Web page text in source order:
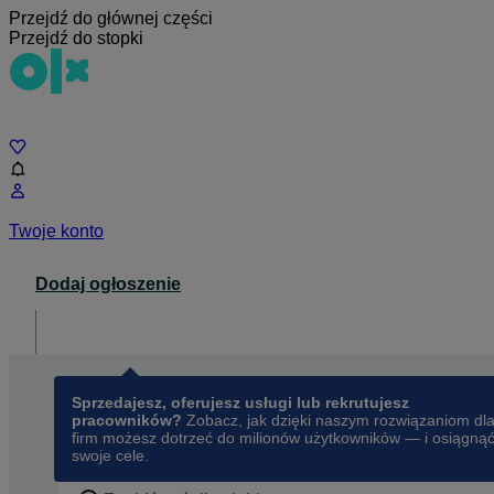
Przejdź do głównej części
Przejdź do stopki
Twoje konto
Dodaj ogłoszenie
Sprzedajesz, oferujesz usługi lub rekrutujesz
pracowników? Zobacz, jak dzięki naszym rozwiązaniom dla
firm możesz dotrzeć do milionów użytkowników — i osiągnąć
swoje cele.